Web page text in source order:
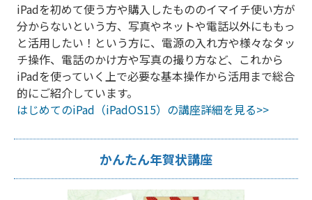
iPadを初めて使う方や購入したもののイマイチ使い方が
分からないという方、写真やネットや電話以外にももっ
と活用したい！という方に、電源の入れ方や様々なタッ
チ操作、電話のかけ方や写真の撮り方など、これから
iPadを使っていく上で必要な基本操作から活用まで総合
的にご紹介しています。
はじめてのiPad（iPadOS15）の講座詳細を見る>>
かんたん年賀状講座